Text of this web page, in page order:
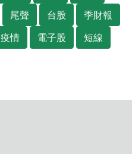
尾聲 台股
季財報
疫情 電子股
短線